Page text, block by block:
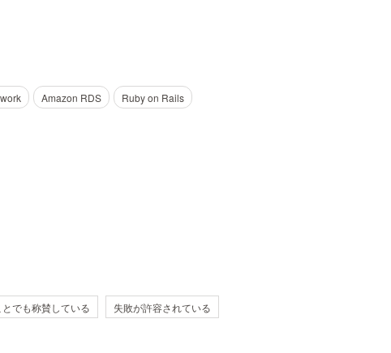
Amazon RDS Ruby on Rails
でも称賛している 失敗が許容されている